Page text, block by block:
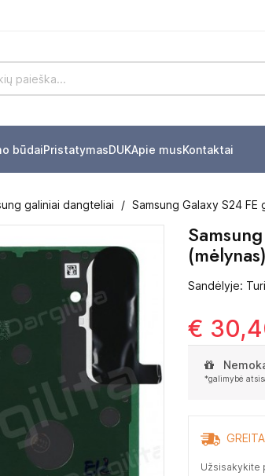
būdaiPristatymasDUKApie musKontaktai
galiniai dangteliai Samsung Galaxy S24
Sandėlyje:
€
*galimybė
Užsisakykite